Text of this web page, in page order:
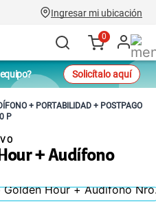
Ingresar mi ubicación
0
Solicítalo aquí
+ PORTABILIDAD + POSTPAGO
P
+ Audífono